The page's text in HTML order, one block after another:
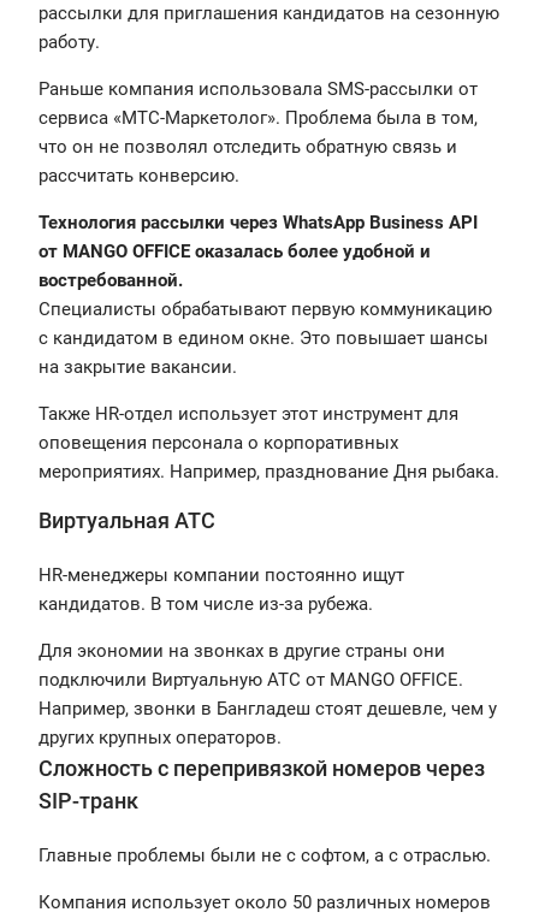
рассылки для приглашения кандидатов на сезонную
работу.
Раньше компания использовала SMS-рассылки от
сервиса «МТС-Маркетолог». Проблема была в том,
что он не позволял отследить обратную связь и
рассчитать конверсию.
Технология рассылки через WhatsApp Business API
от MANGO OFFICE оказалась более удобной и
востребованной.
Специалисты обрабатывают первую коммуникацию
с кандидатом в едином окне. Это повышает шансы
на закрытие вакансии.
Также HR-отдел использует этот инструмент для
оповещения персонала о корпоративных
мероприятиях. Например, празднование Дня рыбака.
Виртуальная АТС
HR-менеджеры компании постоянно ищут
кандидатов. В том числе из-за рубежа.
Для экономии на звонках в другие страны они
подключили Виртуальную АТС от MANGO OFFICE.
Например, звонки в Бангладеш стоят дешевле, чем у
других крупных операторов.
Сложность с перепривязкой номеров через
SIP-транк
Главные проблемы были не с софтом, а с отраслью.
Компания использует около 50 различных номеров